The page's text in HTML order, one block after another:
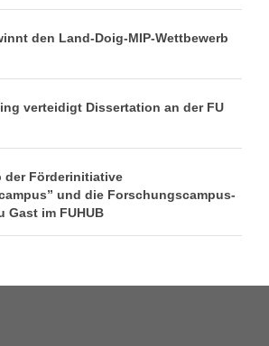
den Land-Doig-MIP-Wettbewerb
verteidigt Dissertation an der FU
der Förderinitiative
und die Forschungscampus-
Gast im FUHUB